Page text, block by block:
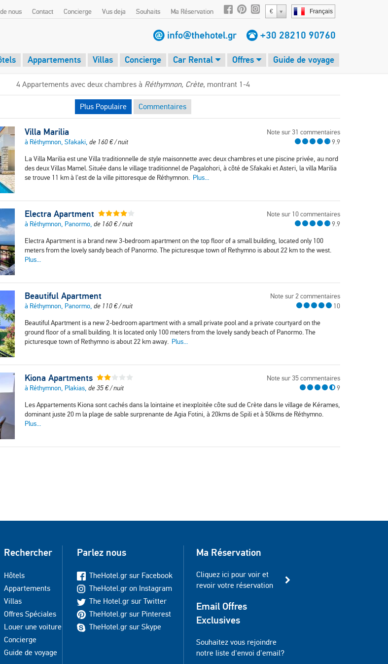
Français
€
nous Contact Concierge Vus deja Souhaits Ma Réservation
info@thehotel.gr +30 28210 90760
Appartements Villas Concierge Car Rental Offres Guide de voyage
4 Appartements avec deux chambres à Réthymnon, Crète, montrant 1-4
Plus Populaire Commentaires
Villa Marilia
à Réthymnon, Sfakaki, de 160€/ nuit
Note sur 31 commentaires
9.9
La Villa Marilia est une Villa traditionnelle de style maisonnette avec deux chambres et une piscine privée, au nord
des deux Villas Mamel. Située dans le village traditionnel de Pagalohori, à côté de Sfakaki et Asteri, la villa Marilia
se trouve 11 km à l'est de la ville pittoresque de Réthymnon. Plus...
Electra Apartment
à Réthymnon, Panormo, de 160€/ nuit
Note sur 10 commentaires
9.9
Electra Apartment is a brand new 3-bedroom apartment on the top floor of a small building, located only 100
meters from the lovely sandy beach of Panormo. The picturesque town of Rethymno is about 22 km to the west.
Plus...
Beautiful Apartment
à Réthymnon, Panormo, de 110€/ nuit
Note sur 2 commentaires
10
Beautiful Apartment is a new 2-bedroom apartment with a small private pool and a private courtyard on the
ground floor of a small building. It is located only 100 meters from the lovely sandy beach of Panormo. The
picturesque town of Rethymno is about 22 km away. Plus...
Kiona Apartments
à Réthymnon, Plakias, de35€/ nuit
Note sur 35 commentaires
9
Les Appartements Kiona sont cachés dans la lointaine et inexploitée côte sud de Crète dans le village de Kérames,
dominant juste 20 m la plage de sable surprenante de Agia Fotini, à 20kms de Spili et à 50kms de Réthymno.
Plus...
Rechercher
Hôtels
Appartements
Villas
Offres Spéciales
Louer une voiture
Concierge
Guide de voyage
Parlez nous
TheHotel.gr sur Facebook
TheHotel.gr on Instagram
The Hotel.gr sur Twitter
TheHotel.gr sur Pinterest
TheHotel.gr sur Skype
Ma Réservation
Cliquez ici pour voir et
revoir votre réservation
Email Offres
Exclusives
Souhaitez vous rejoindre
notre liste d'envoi d'email?